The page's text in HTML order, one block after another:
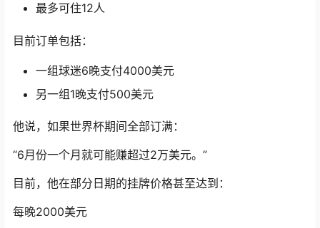
最多可住12人
目前订单包括：
一组球迷6晚支付4000美元
另一组1晚支付500美元
他说，如果世界杯期间全部订满：
“6月份一个月就可能赚超过2万美元。”
目前，他在部分日期的挂牌价格甚至达到：
每晚2000美元